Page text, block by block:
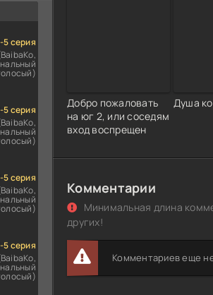
5 серия
5 серия
5 серия
5 серия
Добро пожаловать
на юг 2, или соседям
вход воспрещен
Душа
Комментарии
Минимальная длина
других!
Комментариев еще